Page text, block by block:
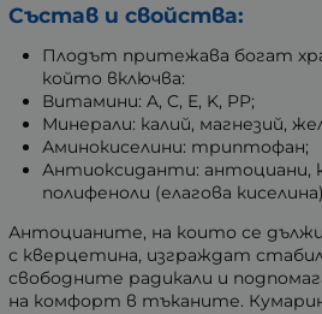
Състав и свойства:
Плодът притежава богат
който включва:
Витамини: A, C, E, K, PP;
Минерали: калий, магнезий,
Аминокиселини: триптофан;
Антиоксиданти: антоциани,
полифеноли (елагова
Антоцианите, на които се
с кверцетина, изграждат
свободните радикали и
на комфорт в тъканите.